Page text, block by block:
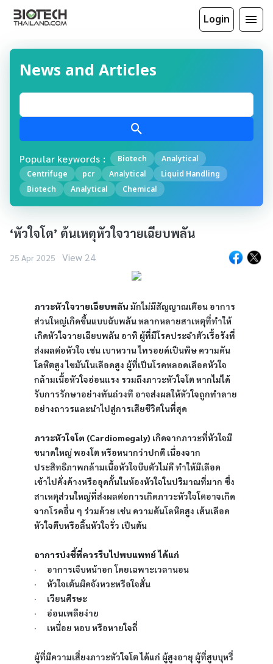
Login
News and Articles
Popular keywords : Biotech
Analytical
Centrifuge
pcr Analytical
Liquid Handling
Biotech
Analytical Chemical
‘หัวใจโต’ ต้นเหตุหัวใจวายเฉียบพลัน
25 Apr 2025 View 24
ภาวะหัวใจวายเฉียบพลัน มักไม่มีสัญญาณเตือน อาการ
ส่วนใหญ่เกิดขึ้นแบบฉับพลัน หลากหลายสาเหตุที่ทำให้
เกิดหัวใจวายเฉียบพลัน อาทิ ผู้ที่มีโรคประจำตัวเรื้อรังที่
ส่งผลต่อหัวใจ เช่น เบาหวาน ไทรอยด์เป็นพิษ ความดัน
โลหิตสูง ไขมันในเลือดสูง ผู้ที่เป็นโรคหลอดเลือดหัวใจ
กล้ามเนื้อหัวใจอ่อนแรง รวมถึงภาวะหัวใจโต หากไม่ได้
รับการรักษาอย่างทันถ่วงที อาจส่งผลให้หัวใจถูกทำลาย
อย่างถาวรและนำไปสู่การเสียชีวิตในที่สุด
ภาวะหัวใจโต (Cardiomegaly) เกิดจากภาวะที่หัวใจมี
ขนาดใหญ่ พองโต หรือหนากว่าปกติ เนื่องจาก
ประสิทธิภาพกล้ามเนื้อหัวใจบีบตัวไม่ดี ทำให้มีเลือด
เข้าไปคั่งค้างหรืออุดกั้นในห้องหัวใจในปริมาณที่มาก ซึ่ง
สาเหตุส่วนใหญ่ที่ส่งผลต่อการเกิดภาวะหัวใจโตอาจเกิด
จากโรคอื่น ๆ ร่วมด้วย เช่น ความดันโลหิตสูง เส้นเลือด
หัวใจตีบหรือลิ้นหัวใจรั่ว เป็นต้น
อาการบ่งชี้ที่ควรรีบไปพบแพทย์ ได้แก่
·      อาการเจ็บหน้าอก โดยเฉพาะเวลานอน
·      หัวใจเต้นผิดจังหวะหรือใจสั่น
·      เวียนศีรษะ
·      อ่อนเพลียง่าย
·      เหนื่อย หอบ หรือหายใจถี่
ผู้ที่มีความเสี่ยงภาวะหัวใจโต ได้แก่ ผู้สูงอายุ ผู้ที่สูบบุหรี่